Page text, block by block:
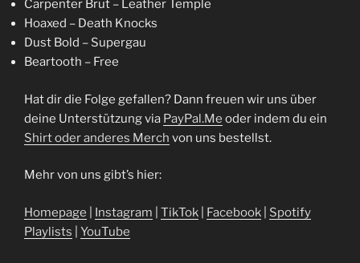
Carpenter Brut – Leather Temple
Hoaxed – Death Knocks
Dust Bold – Supergau
Beartooth – Free
Hat dir die Folge gefallen? Dann freuen wir uns über
deine Unterstützung via ⁠⁠⁠⁠⁠⁠⁠⁠⁠⁠⁠⁠⁠⁠⁠⁠⁠⁠⁠⁠⁠⁠⁠⁠⁠⁠PayPal.Me⁠⁠⁠⁠⁠⁠⁠⁠⁠⁠⁠⁠⁠⁠⁠⁠⁠⁠⁠⁠⁠⁠⁠⁠⁠⁠ oder indem du ein
⁠⁠⁠⁠Shirt oder anderes Merch⁠⁠⁠⁠ von uns bestellst.
Mehr von uns gibt’s hier:
⁠⁠⁠⁠⁠⁠⁠⁠⁠⁠⁠⁠⁠⁠⁠⁠⁠⁠⁠⁠⁠⁠⁠⁠Homepage⁠⁠⁠⁠⁠⁠⁠⁠⁠⁠⁠⁠⁠⁠⁠⁠⁠⁠⁠⁠⁠⁠⁠⁠⁠⁠ ⁠⁠⁠⁠⁠⁠⁠⁠⁠⁠⁠⁠⁠⁠⁠⁠⁠⁠⁠⁠⁠⁠⁠⁠⁠⁠Instagram⁠⁠⁠⁠⁠⁠⁠⁠⁠⁠⁠⁠⁠⁠⁠⁠⁠⁠⁠⁠⁠⁠⁠⁠⁠⁠ ⁠⁠⁠⁠⁠⁠⁠⁠⁠⁠⁠⁠⁠⁠⁠⁠⁠⁠⁠⁠⁠⁠⁠⁠⁠⁠TikTok⁠⁠⁠⁠⁠⁠⁠⁠⁠⁠⁠⁠⁠⁠⁠⁠⁠⁠⁠⁠⁠⁠⁠⁠⁠⁠ ⁠⁠⁠⁠⁠⁠⁠⁠⁠⁠⁠⁠⁠⁠⁠⁠⁠⁠⁠⁠⁠⁠⁠⁠⁠⁠Facebook⁠⁠⁠⁠⁠⁠⁠⁠⁠⁠⁠⁠⁠⁠⁠⁠⁠⁠⁠⁠⁠⁠⁠⁠⁠⁠
⁠⁠⁠⁠⁠⁠⁠⁠⁠⁠⁠⁠⁠⁠⁠⁠⁠⁠⁠⁠⁠⁠⁠⁠⁠⁠Spotify
Playlists⁠⁠⁠⁠⁠⁠⁠⁠⁠⁠⁠⁠⁠⁠⁠⁠⁠⁠⁠⁠⁠⁠⁠⁠⁠⁠
⁠⁠⁠⁠⁠⁠⁠⁠⁠⁠⁠⁠⁠⁠⁠⁠⁠⁠⁠⁠⁠⁠⁠⁠⁠⁠YouTube⁠